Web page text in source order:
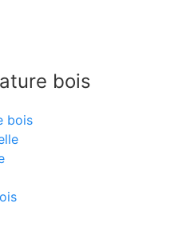
bois
bois